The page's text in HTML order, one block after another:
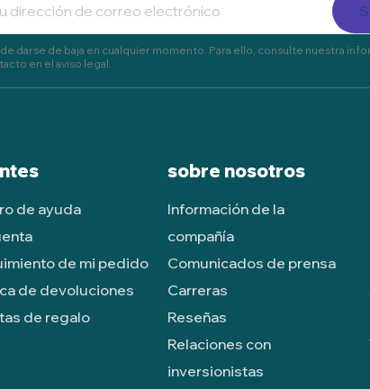
darse de baja en cualquier momento. Para ello, consulte nuestra
en el aviso legal.
de ayuda
de mi pedido
de devoluciones
de regalo
sobre nosotros
Información de la
compañía
Comunicados de prensa
Carreras
Reseñas
Relaciones con
inversionistas